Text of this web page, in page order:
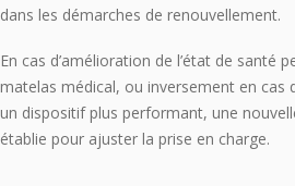
dans les démarches de renouvellement.
En cas d’amélioration de l’état de santé
matelas médical, ou inversement en cas
un dispositif plus performant, une
établie pour ajuster la prise en charge.